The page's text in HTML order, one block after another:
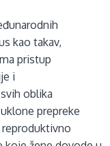
kao takav,
pristup
i
oblika
prepreke